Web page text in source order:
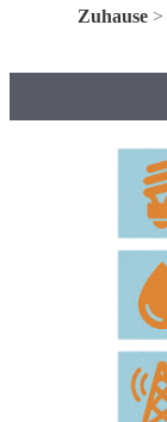
Zuhause>